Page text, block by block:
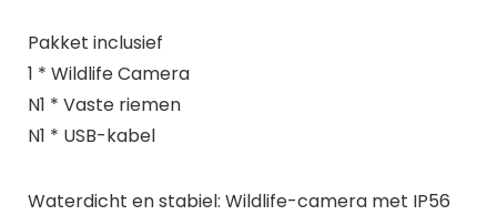
Pakket inclusief
1 * Wildlife Camera
N1 * Vaste riemen
N1 * USB-kabel
Waterdicht en stabiel: Wildlife-camera met IP56